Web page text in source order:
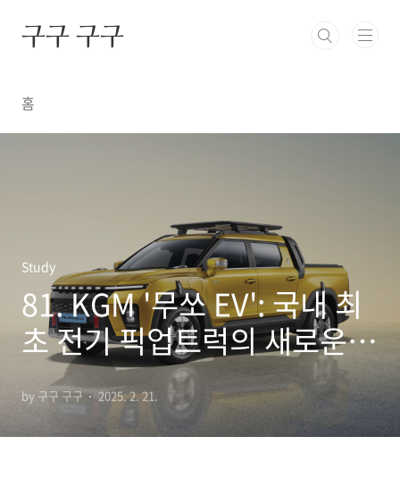
구구 구구
홈
Study
81. KGM '무쏘 EV': 국내 최
초 전기 픽업트럭의 새로운
도전
by 구구 구구 2025. 2. 21.